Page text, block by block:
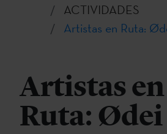
ACTIVIDADES
Artistas en Ruta:
Artistas en
Ruta: Ødei